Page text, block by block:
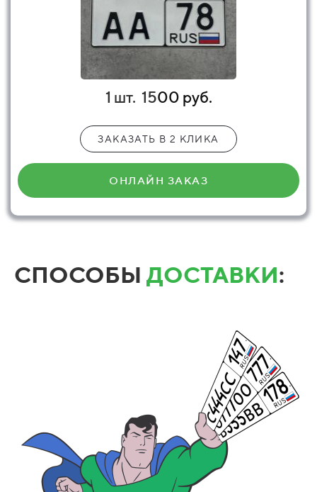
1 шт. 1500 руб.
ЗАКАЗАТЬ В 2 КЛИКА
ОНЛАЙН ЗАКАЗ
СПОСОБЫ ДОСТАВКИ: